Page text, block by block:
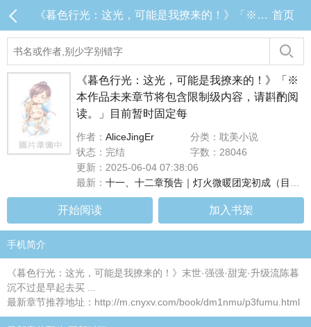
《暮色行光：这光，可能是我撩来的！》「※本作品未来章节将包含限制级内容，请斟酌阅读。」目前暂时固定每 目录 (共14章) 首页
《暮色行光：这光，可能是我撩来的！》「※
本作品未来章节将包含限制级内容，请斟酌阅
读。」目前暂时固定每
作者： AliceJingEr
分类：耽美小说
状态：完结
字数：28046
更新：2025-06-04 07:38:06
最新： 十一、十二章预告｜灯火微暖团宠初成（目前连载至第十章，#十一、十二章将於下周二早上8点更新！）
开始阅读 加入书架
手机简介
《暮色行光：这光，可能是我撩来的！》末世·强强·甜宠·升级流陈暮
沉不过是早起去买 ...
最新章节推荐地址：http://m.cnyxv.com/book/dm1nmu/p3fumu.html